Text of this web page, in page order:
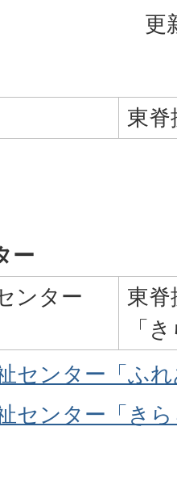
更
東脊
ー
ンター
東
「
センター「ふ
センター「き